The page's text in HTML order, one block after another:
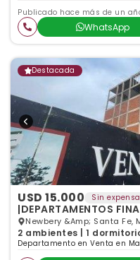
Publicado hace más de un
WhatsApp
Destacada
USD 15.000 Sin
|DEPARTAMENTOS
Newbery &Amp; Santa Fe,
2 ambientes | 1
Departamento en Venta en